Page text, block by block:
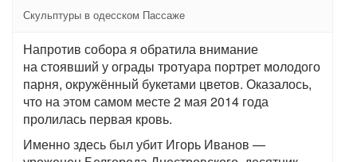
Скульптуры в одесском Пассаже
Напротив собора я обратила внимание
на стоявший у ограды тротуара портрет молодого
парня, окружённый букетами цветов. Оказалось,
что на этом самом месте 2 мая 2014 года
пролилась первая кровь.
Именно здесь был убит Игорь Иванов —